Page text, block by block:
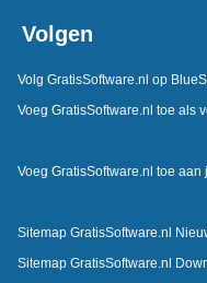
Volgen
Volg GratisSoftware.nl op
Voeg GratisSoftware.nl toe als
Voeg GratisSoftware.nl toe aan
Sitemap GratisSoftware.nl
Sitemap GratisSoftware.nl